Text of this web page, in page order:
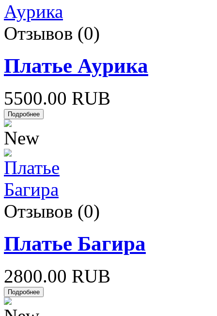
Отзывов (0)
Платье Аурика
5500.00 RUB
Отзывов (0)
Платье Багира
2800.00 RUB